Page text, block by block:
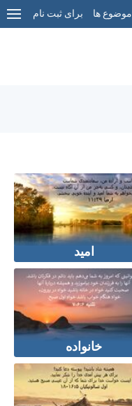
موضوع ها برای ثبت نام
امید
خانواده